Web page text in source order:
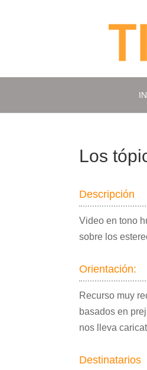
Los
Descripción
Video en tono
sobre los
Orientación:
Recurso muy
basados en
nos lleva
Destinatarios